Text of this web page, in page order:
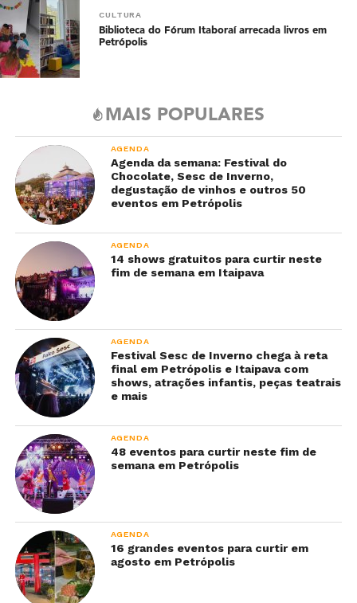
CULTURA
Biblioteca do Fórum Itaboraí arrecada livros em
Petrópolis
MAIS POPULARES
AGENDA
Agenda da semana: Festival do
Chocolate, Sesc de Inverno,
degustação de vinhos e outros 50
eventos em Petrópolis
AGENDA
14 shows gratuitos para curtir neste
fim de semana em Itaipava
AGENDA
Festival Sesc de Inverno chega à reta
final em Petrópolis e Itaipava com
shows, atrações infantis, peças teatrais
e mais
AGENDA
48 eventos para curtir neste fim de
semana em Petrópolis
AGENDA
16 grandes eventos para curtir em
agosto em Petrópolis